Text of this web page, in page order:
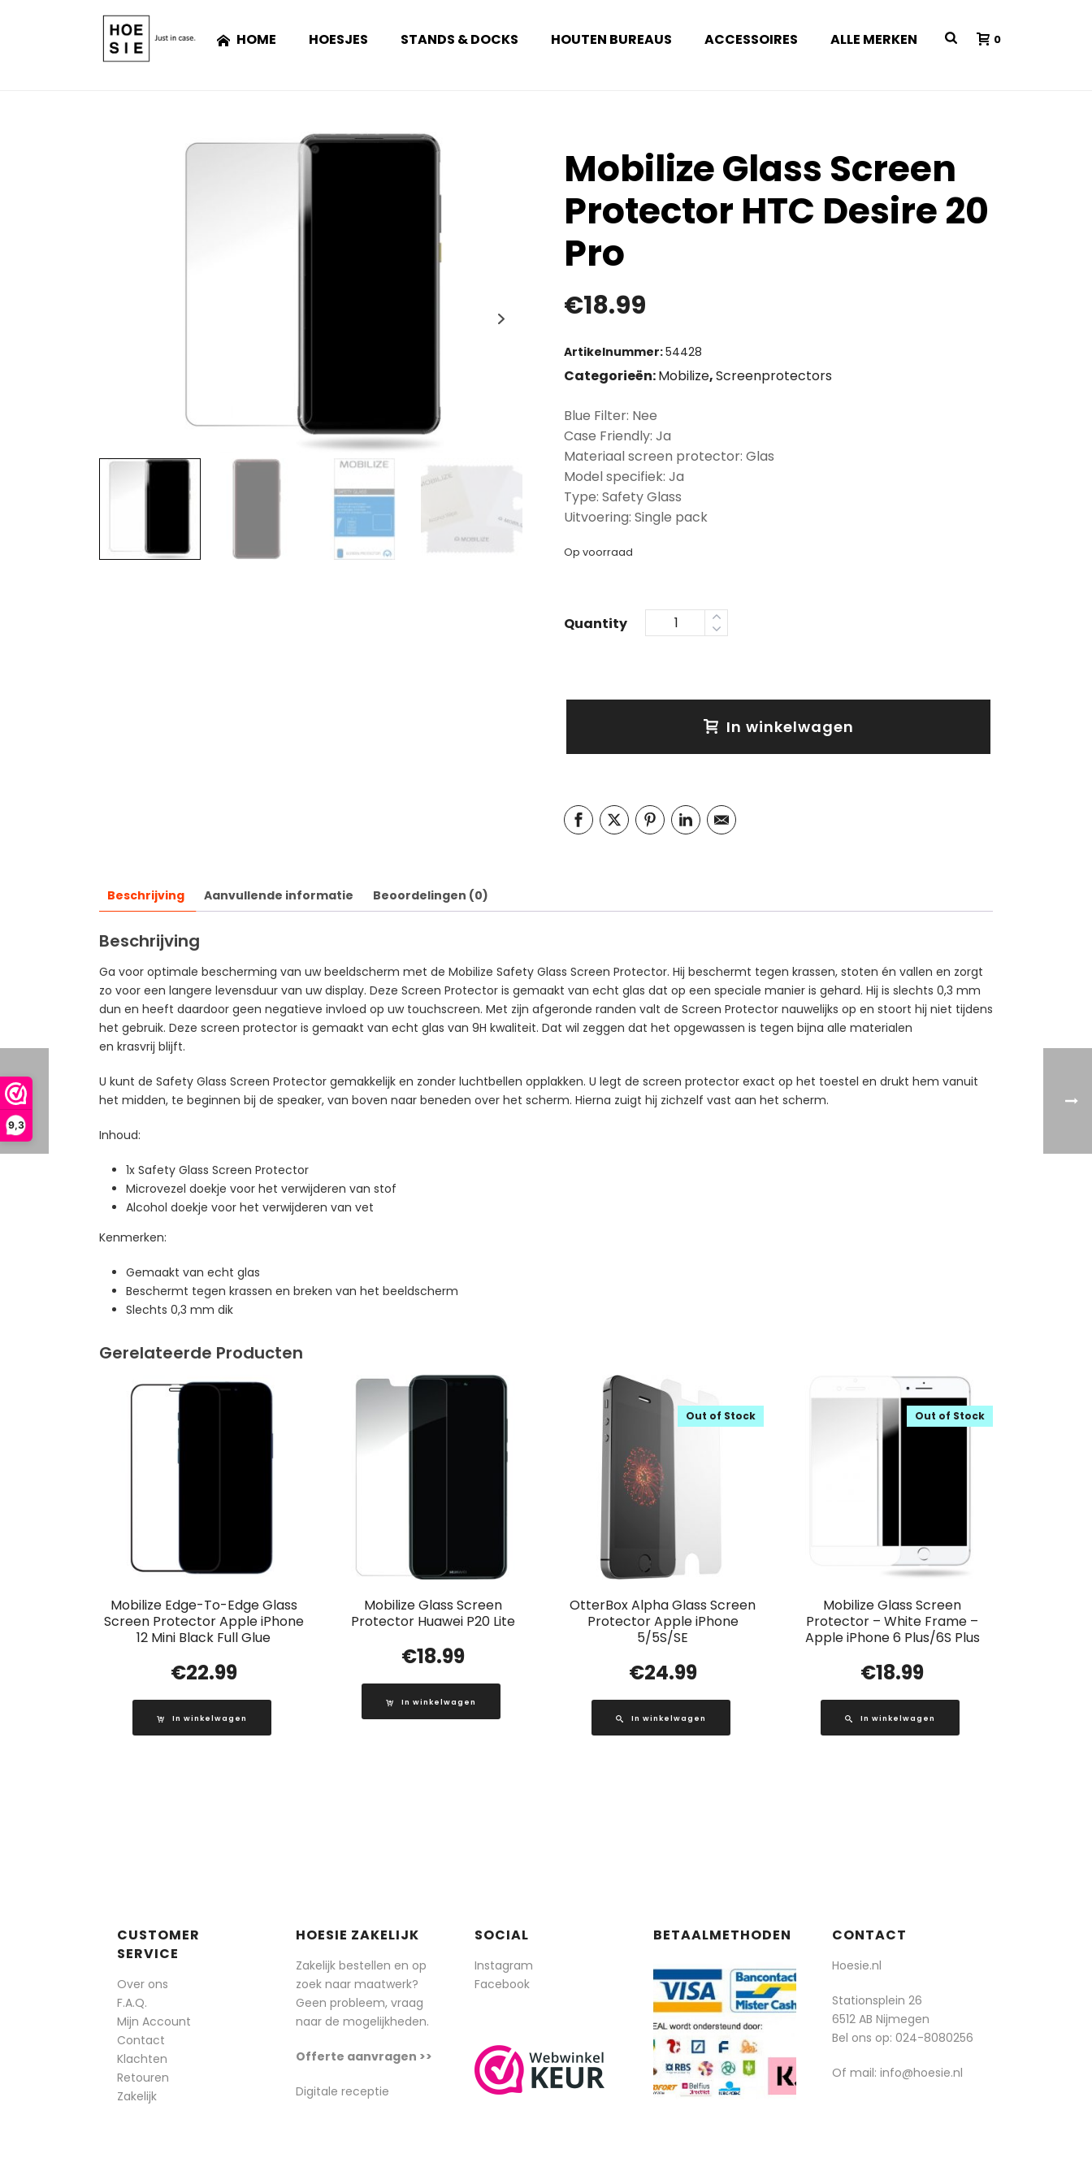
9,3
HOME HOESJES STANDS & DOCKS HOUTEN BUREAUS ACCESSOIRES ALLE MERKEN 0
Mobilize Glass Screen
Protector HTC Desire 20
Pro
€18.99
Artikelnummer:54428
Categorieën:Mobilize,Screenprotectors
Blue Filter: Nee
Case Friendly: Ja
Materiaal screen protector: Glas
Model specifiek: Ja
Type: Safety Glass
Uitvoering: Single pack
Op voorraad
Quantity
In winkelwagen
Beschrijving Aanvullende informatie Beoordelingen (0)
Beschrijving
Ga voor optimale bescherming van uw beeldscherm met de Mobilize Safety Glass Screen Protector. Hij beschermt tegen krassen, stoten én vallen en zorgt
zo voor een langere levensduur van uw display. Deze Screen Protector is gemaakt van echt glas dat op een speciale manier is gehard. Hij is slechts 0,3 mm
dun en heeft daardoor geen negatieve invloed op uw touchscreen. Met zijn afgeronde randen valt de Screen Protector nauwelijks op en stoort hij niet tijdens
het gebruik. Deze screen protector is gemaakt van echt glas van 9H kwaliteit. Dat wil zeggen dat het opgewassen is tegen bijna alle materialen
en krasvrij blijft.
U kunt de Safety Glass Screen Protector gemakkelijk en zonder luchtbellen opplakken. U legt de screen protector exact op het toestel en drukt hem vanuit
het midden, te beginnen bij de speaker, van boven naar beneden over het scherm. Hierna zuigt hij zichzelf vast aan het scherm.
Inhoud:
1x Safety Glass Screen Protector
Microvezel doekje voor het verwijderen van stof
Alcohol doekje voor het verwijderen van vet
Kenmerken:
Gemaakt van echt glas
Beschermt tegen krassen en breken van het beeldscherm
Slechts 0,3 mm dik
Gerelateerde Producten
Mobilize Edge-To-Edge Glass
Screen Protector Apple iPhone
12 Mini Black Full Glue
€22.99
In winkelwagen
Mobilize Glass Screen
Protector Huawei P20 Lite
€18.99
In winkelwagen
OtterBox Alpha Glass Screen
Protector Apple iPhone
5/5S/SE
Out of Stock
€24.99
In winkelwagen
Mobilize Glass Screen
Protector – White Frame –
Apple iPhone 6 Plus/6S Plus
Out of Stock
€18.99
In winkelwagen
CUSTOMER
SERVICE
Over ons
F.A.Q.
Mijn Account
Contact
Klachten
Retouren
Zakelijk
HOESIE ZAKELIJK
Zakelijk bestellen en op
zoek naar maatwerk?
Geen probleem, vraag
naar de mogelijkheden.
Offerte aanvragen >>
Digitale receptie
SOCIAL
Instagram
Facebook
BETAALMETHODEN CONTACT
Hoesie.nl
Stationsplein 26
6512 AB Nijmegen
Bel ons op: 024-8080256
Of mail: info@hoesie.nl